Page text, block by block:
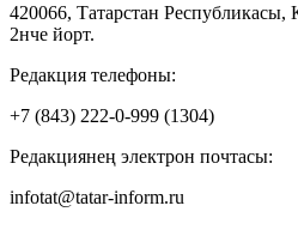
420066, Татарстан Республикасы,
2нче йорт.
Редакция телефоны:
+7 (843) 222-0-999 (1304)
Редакциянең электрон почтасы:
infotat@tatar-inform.ru